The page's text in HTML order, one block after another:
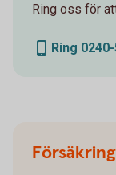
Ring oss för
Ring